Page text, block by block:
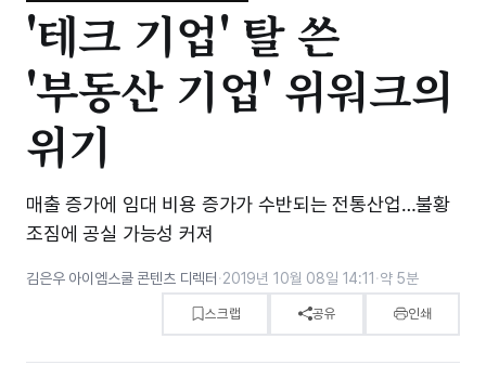
'테크 기업' 탈 쓴
'부동산 기업' 위워크의
위기
매출 증가에 임대 비용 증가가 수반되는 전통산업…불황
조짐에 공실 가능성 커져
김은우 아이엠스쿨 콘텐츠 디렉터 ·2019년 10월 08일 14:11 ·약 5분
스크랩 공유 인쇄